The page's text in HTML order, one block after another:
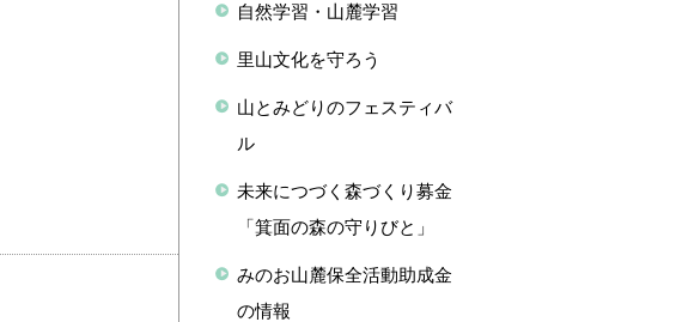
自然学習・山麓学習
里山文化を守ろう
山とみどりのフェスティバ
ル
未来につづく森づくり募金
「箕面の森の守りびと」
みのお山麓保全活動助成金
の情報